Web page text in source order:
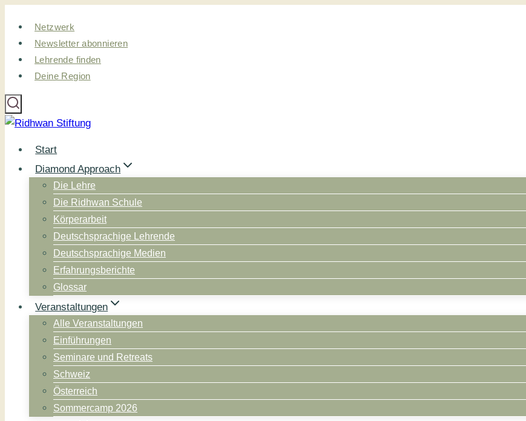
Inhalt
springen
Netzwerk
Newsletter abonnieren
Lehrende finden
Deine Region
Start
Diamond Approach
Die Lehre
Die Ridhwan Schule
Körperarbeit
Deutschsprachige Lehrende
Deutschsprachige Medien
Erfahrungsberichte
Glossar
Veranstaltungen
Alle Veranstaltungen
Einführungen
Seminare und Retreats
Schweiz
Österreich
Sommercamp 2026